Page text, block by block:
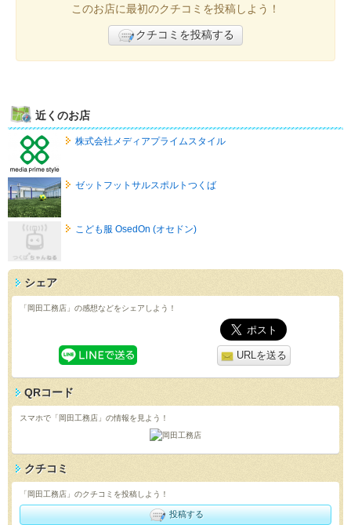
このお店に最初のクチコミを投稿しよう！
クチコミを投稿する
近くのお店
株式会社メディアプライムスタイル
ゼットフットサルスポルトつくば
こども服 OsedOn (オセドン)
シェア
「岡田工務店」の感想などをシェアしよう！
URLを送る
QRコード
スマホで「岡田工務店」の情報を見よう！
クチコミ
「岡田工務店」のクチコミを投稿しよう！
投稿する